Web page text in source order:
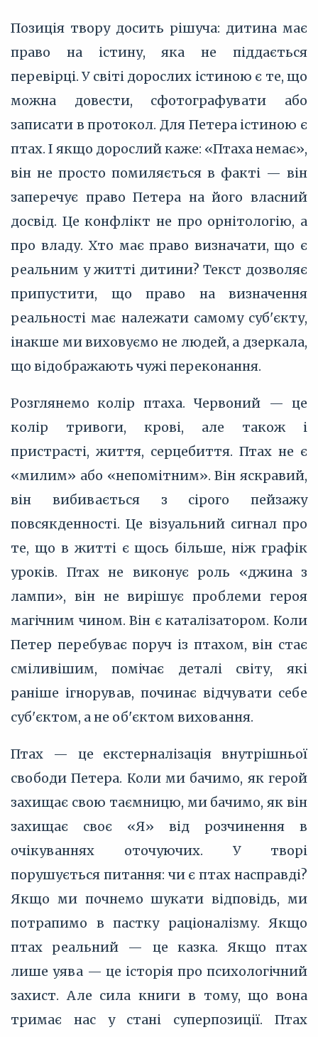
Позиція твору досить рішуча: дитина має
право на істину, яка не піддається
перевірці. У світі дорослих істиною є те, що
можна довести, сфотографувати або
записати в протокол. Для Петера істиною є
птах. І якщо дорослий каже: «Птаха немає»,
він не просто помиляється в факті — він
заперечує право Петера на його власний
досвід. Це конфлікт не про орнітологію, а
про владу. Хто має право визначати, що є
реальним у житті дитини? Текст дозволяє
припустити, що право на визначення
реальності має належати самому суб'єкту,
інакше ми виховуємо не людей, а дзеркала,
що відображають чужі переконання.
Розглянемо колір птаха. Червоний — це
колір тривоги, крові, але також і
пристрасті, життя, серцебиття. Птах не є
«милим» або «непомітним». Він яскравий,
він вибивається з сірого пейзажу
повсякденності. Це візуальний сигнал про
те, що в житті є щось більше, ніж графік
уроків. Птах не виконує роль «джина з
лампи», він не вирішує проблеми героя
магічним чином. Він є каталізатором. Коли
Петер перебуває поруч із птахом, він стає
сміливішим, помічає деталі світу, які
раніше ігнорував, починає відчувати себе
суб'єктом, а не об'єктом виховання.
Птах — це екстерналізація внутрішньої
свободи Петера. Коли ми бачимо, як герой
захищає свою таємницю, ми бачимо, як він
захищає своє «Я» від розчинення в
очікуваннях оточуючих. У творі
порушується питання: чи є птах насправді?
Якщо ми почнемо шукати відповідь, ми
потрапимо в пастку раціоналізму. Якщо
птах реальний — це казка. Якщо птах
лише уява — це історія про психологічний
захист. Але сила книги в тому, що вона
тримає нас у стані суперпозиції. Птах